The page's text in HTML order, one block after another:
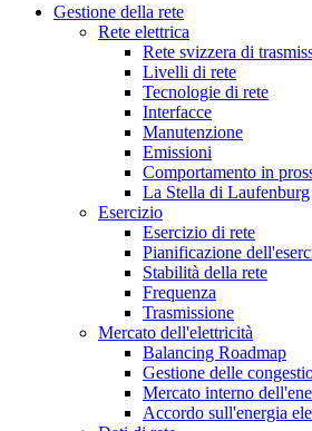
Gestione della rete
Rete elettrica
Rete svizzera di
Livelli di rete
Tecnologie di rete
Interfacce
Manutenzione
Emissioni
Comportamento in
La Stella di Laufenburg
Esercizio
Esercizio di rete
Pianificazione
Stabilità della rete
Frequenza
Trasmissione
Mercato dell'elettricità
Balancing Roadmap
Gestione delle
Mercato interno
Accordo sull'energia